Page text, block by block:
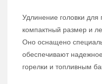
Удлинение головки для
компактный размер и
Оно оснащено
обеспечивают
горелки и топливным